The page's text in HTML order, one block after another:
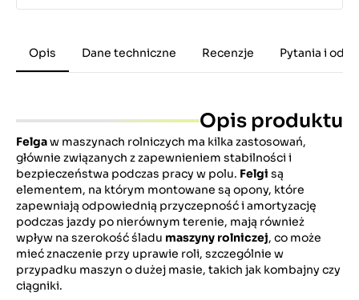
Opis Dane techniczne Recenzje Pytania i
Opis produktu
Felgaw maszynach rolniczych ma kilka zastosowań,
głównie związanych z zapewnieniem stabilności i
bezpieczeństwa podczas pracy w polu. Felgi są
elementem, na którym montowane są opony, które
zapewniają odpowiednią przyczepność i amortyzację
podczas jazdy po nierównym terenie, mają również
wpływ na szerokość śladu maszyny rolniczej, co może
mieć znaczenie przy uprawie roli, szczególnie w
przypadku maszyn o dużej masie, takich jak kombajny czy
ciągniki.